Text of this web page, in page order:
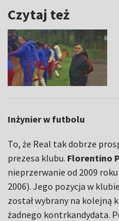
Czytaj też
Inżynier w futbolu
To, że Real tak dobrze
prezesa klubu. Florentino
nieprzerwanie od 2009
2006). Jego pozycja w
został wybrany na kolejną
żadnego kontrkandydata.